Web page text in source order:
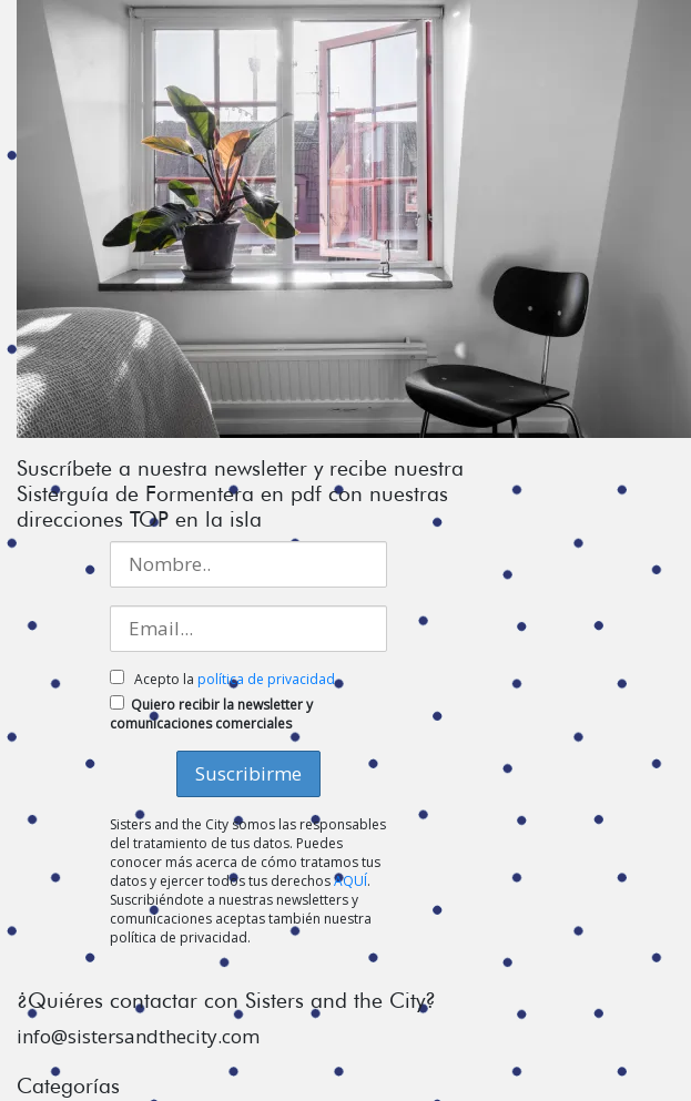
Suscríbete a nuestra newsletter y recibe nuestra
Sisterguía de Formentera en pdf con nuestras
direcciones TOP en la isla
Acepto la política de privacidad
Quiero recibir la newsletter y
comunicaciones comerciales
Sisters and the City somos las responsables
del tratamiento de tus datos. Puedes
conocer más acerca de cómo tratamos tus
datos y ejercer todos tus derechosAQUÍ.
Suscribiéndote a nuestras newsletters y
comunicaciones aceptas también nuestra
política de privacidad.
¿Quiéres contactar con Sisters and the City?
info@sistersandthecity.com
Categorías